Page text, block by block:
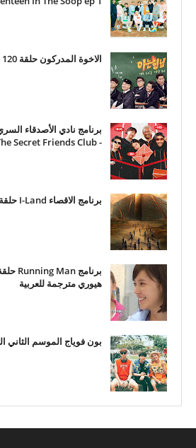
الاخوة المدركون حلقة 120
- The Secret Friends Club
برنامج الاقصاء I-Land حلقة 1 مترجمة للعربية
هيوري مترجمة للعربية
بون فوياج الموسم الثاني الحلقة 2 مترجمة